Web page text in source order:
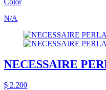
Color
N/A
NECESSAIRE
$ 2.200